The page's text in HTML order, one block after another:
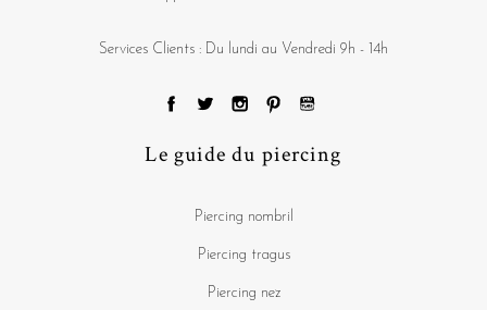
Services Clients : Du lundi au Vendredi 9h - 14h
Le guide du piercing
Piercing nombril
Piercing tragus
Piercing nez